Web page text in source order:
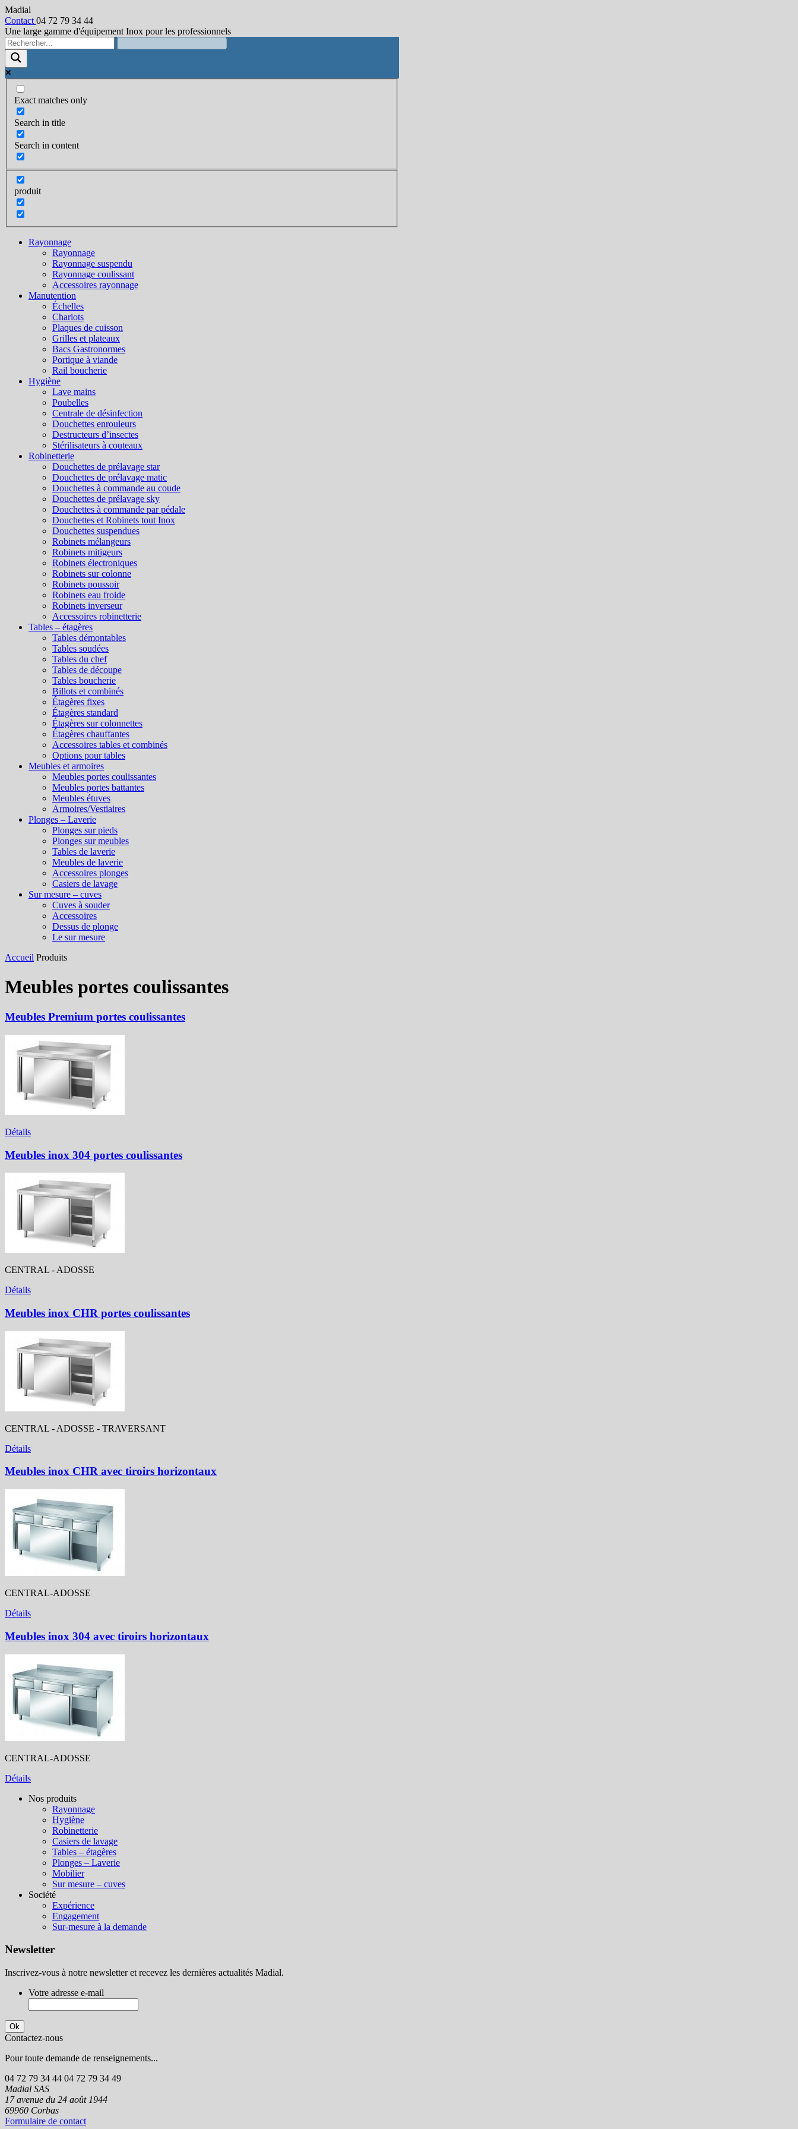
Madial
Contact 04 72 79 34 44
Une large gamme d'équipement Inox pour les professionnels
Exact matches only
Search in title
Search in content
produit
Rayonnage
Rayonnage
Rayonnage suspendu
Rayonnage coulissant
Accessoires rayonnage
Manutention
Échelles
Chariots
Plaques de cuisson
Grilles et plateaux
Bacs Gastronormes
Portique à viande
Rail boucherie
Hygiène
Lave mains
Poubelles
Centrale de désinfection
Douchettes enrouleurs
Destructeurs d’insectes
Stérilisateurs à couteaux
Robinetterie
Douchettes de prélavage star
Douchettes de prélavage matic
Douchettes à commande au coude
Douchettes de prélavage sky
Douchettes à commande par pédale
Douchettes et Robinets tout Inox
Douchettes suspendues
Robinets mélangeurs
Robinets mitigeurs
Robinets électroniques
Robinets sur colonne
Robinets poussoir
Robinets eau froide
Robinets inverseur
Accessoires robinetterie
Tables – étagères
Tables démontables
Tables soudées
Tables du chef
Tables de découpe
Tables boucherie
Billots et combinés
Étagères fixes
Étagères standard
Étagères sur colonnettes
Étagères chauffantes
Accessoires tables et combinés
Options pour tables
Meubles et armoires
Meubles portes coulissantes
Meubles portes battantes
Meubles étuves
Armoires/Vestiaires
Plonges – Laverie
Plonges sur pieds
Plonges sur meubles
Tables de laverie
Meubles de laverie
Accessoires plonges
Casiers de lavage
Sur mesure – cuves
Cuves à souder
Accessoires
Dessus de plonge
Le sur mesure
Accueil Produits
Meubles portes coulissantes
Meubles Premium portes coulissantes
Détails
Meubles inox 304 portes coulissantes
CENTRAL - ADOSSE
Détails
Meubles inox CHR portes coulissantes
CENTRAL - ADOSSE - TRAVERSANT
Détails
Meubles inox CHR avec tiroirs horizontaux
CENTRAL-ADOSSE
Détails
Meubles inox 304 avec tiroirs horizontaux
CENTRAL-ADOSSE
Détails
Nos produits
Rayonnage
Hygiène
Robinetterie
Casiers de lavage
Tables – étagères
Plonges – Laverie
Mobilier
Sur mesure – cuves
Société
Expérience
Engagement
Sur-mesure à la demande
Newsletter
Inscrivez-vous à notre newsletter et recevez les dernières actualités Madial.
Votre adresse e-mail
Contactez-nous
Pour toute demande de renseignements...
04 72 79 34 44 04 72 79 34 49
Madial SAS
17 avenue du 24 août 1944
69960 Corbas
Formulaire de contact